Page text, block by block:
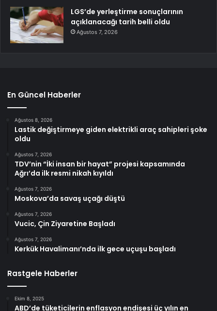
LGS’de yerleştirme sonuçlarının
açıklanacağı tarih belli oldu
Ağustos 7, 2026
En Güncel Haberler
Ağustos 8, 2026
Lastik değiştirmeye giden elektrikli araç sahipleri şoke
oldu
Ağustos 7, 2026
TDV’nin “İki insan bir hayat” projesi kapsamında
Ağrı’da ilk resmi nikah kıyıldı
Ağustos 7, 2026
Moskova’da savaş uçağı düştü
Ağustos 7, 2026
Vucic, Çin Ziyaretine Başladı
Ağustos 7, 2026
Kerkük Havalimanı’nda ilk gece uçuşu başladı
Rastgele Haberler
Ekim 8, 2025
ABD’de tüketicilerin enflasyon endişesi üç yılın en